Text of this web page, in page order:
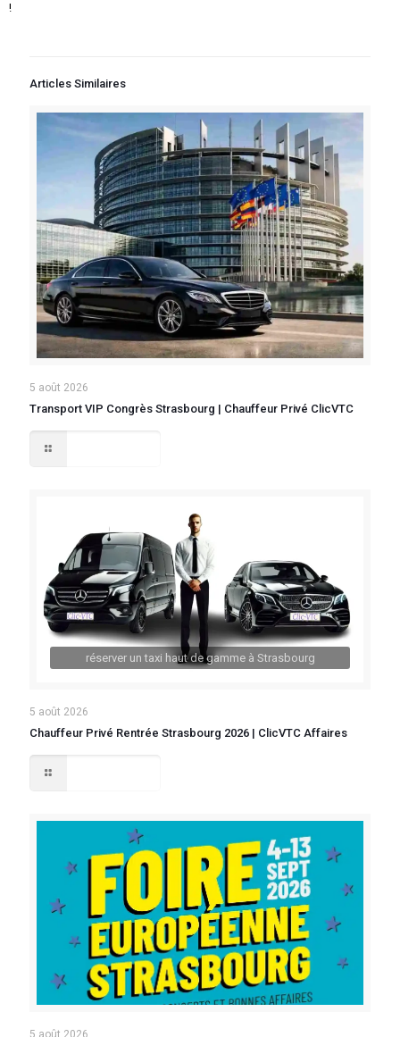
!
Articles Similaires
5 août 2026
Transport VIP Congrès Strasbourg | Chauffeur Privé ClicVTC
réserver un taxi haut de gamme à Strasbourg
5 août 2026
Chauffeur Privé Rentrée Strasbourg 2026 | ClicVTC Affaires
5 août 2026